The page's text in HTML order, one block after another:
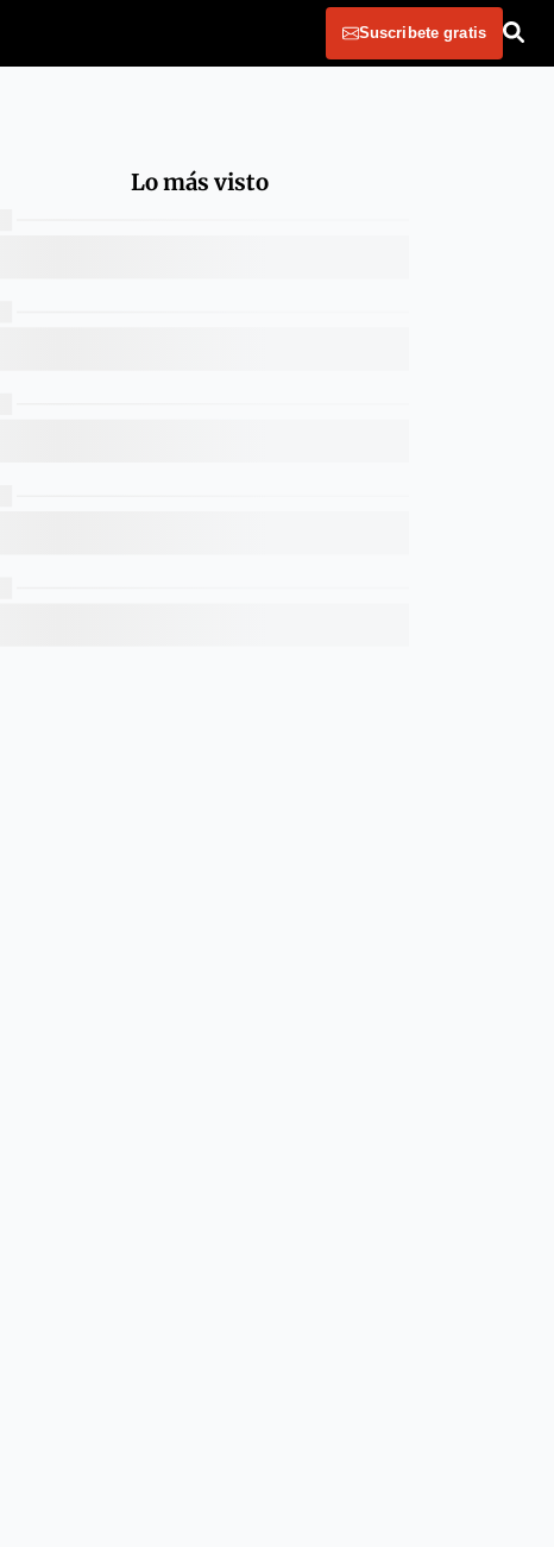
Suscribete gratis
Lo más visto